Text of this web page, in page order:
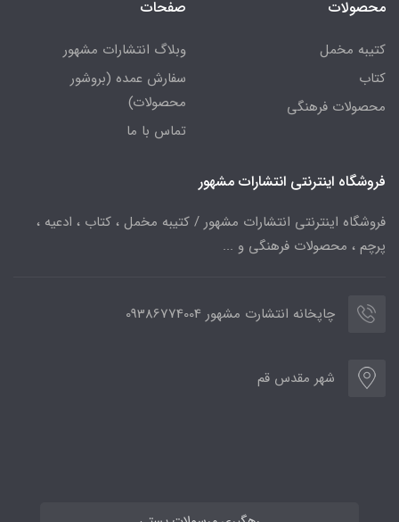
محصولات
کتیبه مخمل
کتاب
محصولات فرهنگی
صفحات
وبلاگ انتشارات مشهور
سفارش عمده (بروشور
محصولات)
تماس با ما
فروشگاه اینترنتی انتشارات مشهور
فروشگاه اینترنتی انتشارات مشهور / کتیبه مخمل ، کتاب ، ادعیه ،
پرچم ، محصولات فرهنگی و ...
چاپخانه انتشارت مشهور 09386774004
شهر مقدس قم